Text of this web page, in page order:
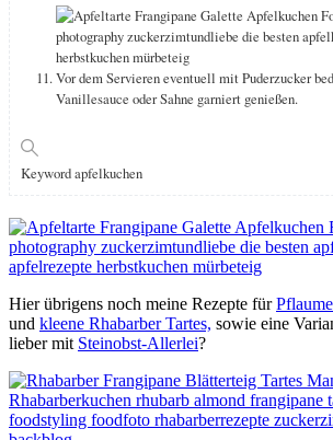
Vor dem Servieren eventuell mit Puderzucker
Vanillesauce oder Sahne garniert genießen.
Keywordapfelkuchen
Hier übrigens noch meine Rezepte für
und kleene Rhabarber Tartes, sowie eine
lieber mit Steinobst-Allerlei?